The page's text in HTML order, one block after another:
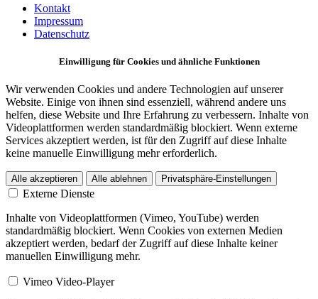
Kontakt
Impressum
Datenschutz
Einwilligung für Cookies und ähnliche Funktionen
Wir verwenden Cookies und andere Technologien auf unserer
Website. Einige von ihnen sind essenziell, während andere uns
helfen, diese Website und Ihre Erfahrung zu verbessern. Inhalte von
Videoplattformen werden standardmäßig blockiert. Wenn externe
Services akzeptiert werden, ist für den Zugriff auf diese Inhalte
keine manuelle Einwilligung mehr erforderlich.
Alle akzeptieren Alle ablehnen Privatsphäre-Einstellungen
Externe Dienste
Inhalte von Videoplattformen (Vimeo, YouTube) werden
standardmäßig blockiert. Wenn Cookies von externen Medien
akzeptiert werden, bedarf der Zugriff auf diese Inhalte keiner
manuellen Einwilligung mehr.
Vimeo Video-Player